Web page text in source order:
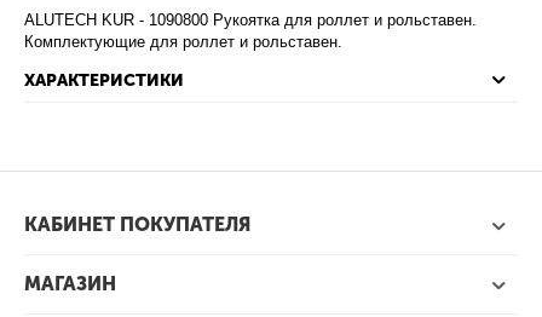
ALUTECH KUR - 1090800 Рукоятка для роллет и рольставен.
Комплектующие для роллет и рольставен.
ХАРАКТЕРИСТИКИ
КАБИНЕТ ПОКУПАТЕЛЯ
МАГАЗИН